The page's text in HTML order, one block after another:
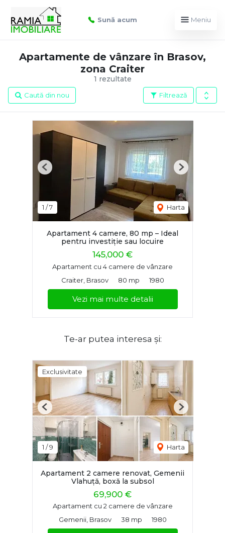
Sună acum Meniu
1 rezultate
Apartamente de vânzare în Brasov,
zona Craiter
Filtrează
Caută din nou
1 /7 Harta
Previous Next
Apartament 4 camere, 80 mp – Ideal
pentru investiție sau locuire
145,000 €
Apartament cu 4 camere de vânzare
Craiter, Brasov
80 mp 1980
Vezi mai multe detalii
Te-ar putea interesa și:
Exclusivitate
1 /9 Harta
Previous Next
Apartament 2 camere renovat, Gemenii
Vlahuță, boxă la subsol
69,900 €
Apartament cu 2 camere de vânzare
Gemenii, Brasov
38 mp 1980